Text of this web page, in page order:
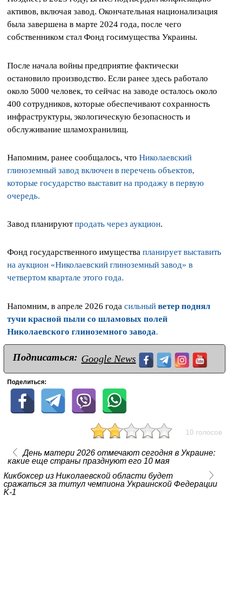
активов, включая завод. Окончательная национализация
была завершена в марте 2024 года, после чего
собственником стал Фонд госимущества Украины.
После начала войны предприятие фактически
остановило производство. Если ранее здесь работало
около 5000 человек, то сейчас на заводе осталось около
400 сотрудников, которые обеспечивают сохранность
инфраструктуры, экологическую безопасность и
обслуживание шламохранилищ.
Напомним, ранее сообщалось, что Николаевский
глиноземный завод включен в перечень объектов,
которые государство выставит на продажу в первую
очередь.
Завод планируютпродать через аукцион.
Фонд государственного имущества планирует выставить
на аукцион «Николаевский глиноземный завод» в
четвертом квартале этого года.
Напомним, в апреле 2026 года сильный ветер поднял
тучи красной пыли со шламовых полей
Николаевского глиноземного завода.
Подписаться: Google News
Поделиться:
10 голосов
День матери 2026 отмечают сегодня в Украине:
какие еще страны празднуют его 10 мая
Кикбоксер из Николаевской области будет
сражаться за титул чемпиона Украинской Федерации
K-1